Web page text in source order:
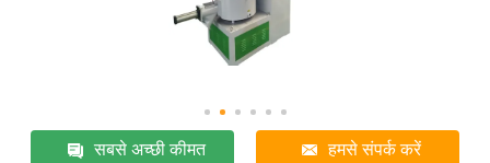
सबसे अच्छी कीमत हमसे संपर्क करें